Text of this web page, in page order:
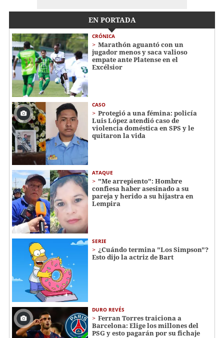
EN PORTADA
CRÓNICA
Marathón aguantó con un
jugador menos y saca valioso
empate ante Platense en el
Excélsior
CASO
Protegió a una fémina: policía
Luis López atendió caso de
violencia doméstica en SPS y le
quitaron la vida
ATAQUE
"Me arrepiento": Hombre
confiesa haber asesinado a su
pareja y herido a su hijastra en
Lempira
SERIE
¿Cuándo termina "Los Simpson"?
Esto dijo la actriz de Bart
DURO REVÉS
Ferran Torres traiciona a
Barcelona: Elige los millones del
PSG y esto pagarán por su fichaje